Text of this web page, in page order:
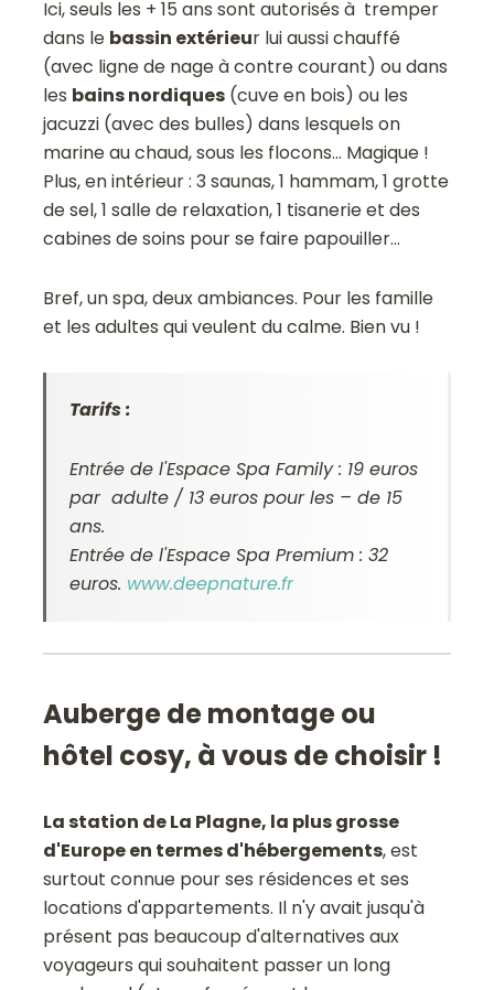
Ici, seuls les + 15 ans sont autorisés à tremper
dans le bassin extérieur lui aussi chauffé
(avec ligne de nage à contre courant) ou dans
les bains nordiques (cuve en bois) ou les
jacuzzi (avec des bulles) dans lesquels on
marine au chaud, sous les flocons... Magique !
Plus, en intérieur : 3 saunas, 1 hammam, 1 grotte
de sel, 1 salle de relaxation, 1 tisanerie et des
cabines de soins pour se faire papouiller...
Bref, un spa, deux ambiances. Pour les famille
et les adultes qui veulent du calme. Bien vu !
Tarifs :
Entrée de l'Espace Spa Family : 19 euros
par adulte / 13 euros pour les – de 15
ans.
Entrée de l'Espace Spa Premium : 32
euros. www.deepnature.fr
Auberge de montage ou
hôtel cosy, à vous de choisir !
La station de La Plagne, la plus grosse
d'Europe en termes d'hébergements, est
surtout connue pour ses résidences et ses
locations d'appartements. Il n'y avait jusqu'à
présent pas beaucoup d'alternatives aux
voyageurs qui souhaitent passer un long